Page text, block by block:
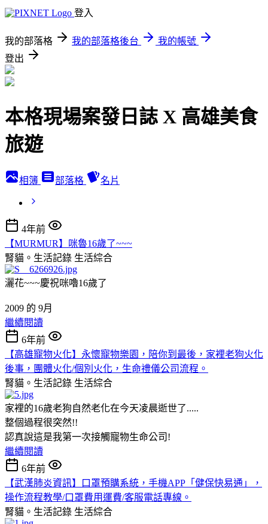
登入
我的部落格 我的部落格後台
我的帳號
登出
本格現場案發日誌 X 高雄美食
旅遊
相簿 部落格 名片
4年前
【MURMUR】咪魯16歲了~~~
腎貓。生活記錄 生活綜合
灑花~~~慶祝咪嚕16歲了
2009 的 9月
繼續閱讀
6年前
【高雄寵物火化】永懷寵物樂園，陪你到最後，家裡老狗火化
後事，團體火化/個別火化，生命禮儀公司流程。
腎貓。生活記錄 生活綜合
家裡的16歲老狗自然老化在今天凌晨逝世了.....
整個過程很突然!!
認真說這是我第一次接觸寵物生命公司!
繼續閱讀
6年前
【武漢肺炎資訊】口罩預購系統，手機APP「健保快易通」，
操作流程教學/口罩費用運費/客服電話專線。
腎貓。生活記錄 生活綜合